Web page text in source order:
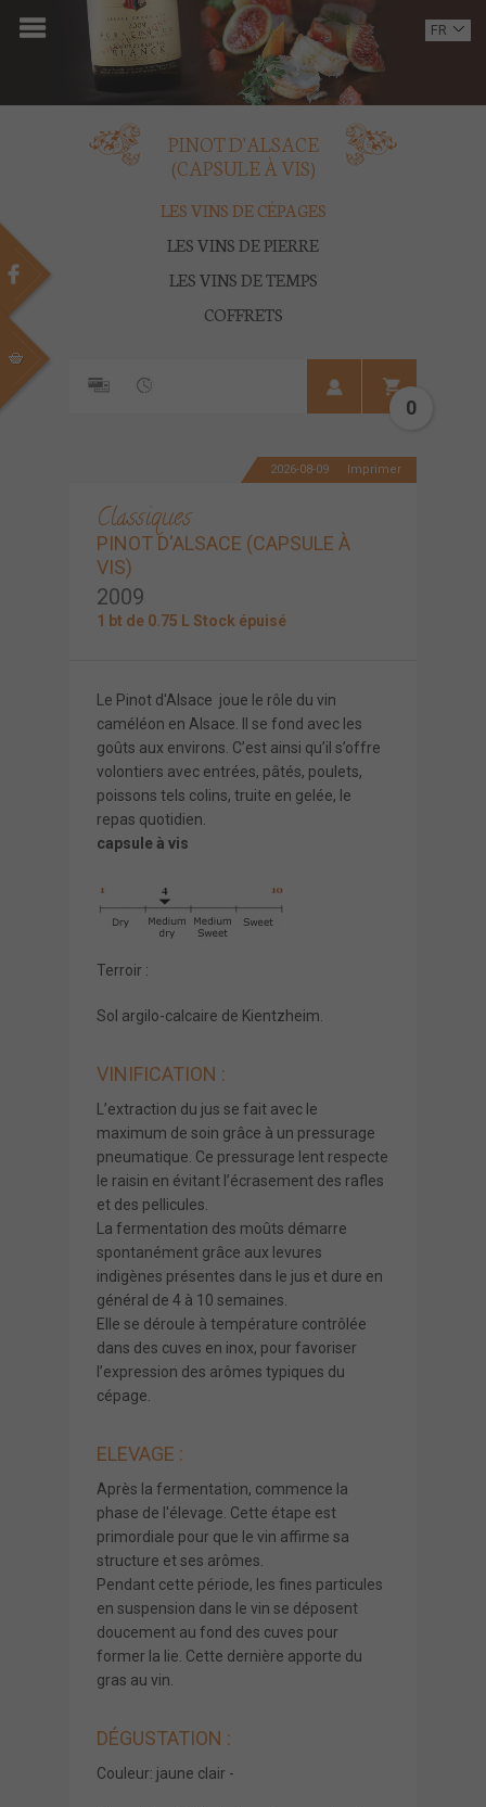
ACCUEIL
DOMAINE
VINS
MULTIMEDIA
CONTACT
FR
PINOT D'ALSACE
(CAPSULE À VIS)
LES VINS DE CÉPAGES
LES VINS DE PIERRE
LES VINS DE TEMPS
COFFRETS
0
2026-08-09 Imprimer
Classiques
PINOT D'ALSACE (CAPSULE À
VIS)
2009
1 bt de 0.75 L Stock épuisé
Le Pinot d'Alsace joue le rôle du vin
caméléon en Alsace. Il se fond avec les
goûts aux environs. C’est ainsi qu’il s’offre
volontiers avec entrées, pâtés, poulets,
poissons tels colins, truite en gelée, le
repas quotidien.
capsule à vis
Terroir :
Sol argilo-calcaire de Kientzheim.
VINIFICATION :
L’extraction du jus se fait avec le
maximum de soin grâce à un pressurage
pneumatique. Ce pressurage lent respecte
le raisin en évitant l’écrasement des rafles
et des pellicules.
La fermentation des moûts démarre
spontanément grâce aux levures
indigènes présentes dans le jus et dure en
général de 4 à 10 semaines.
Elle se déroule à température contrôlée
dans des cuves en inox, pour favoriser
l’expression des arômes typiques du
cépage.
ELEVAGE :
Après la fermentation, commence la
phase de l'élevage. Cette étape est
primordiale pour que le vin affirme sa
structure et ses arômes.
Pendant cette période, les fines particules
en suspension dans le vin se déposent
doucement au fond des cuves pour
former la lie. Cette dernière apporte du
gras au vin.
DÉGUSTATION :
Couleur: jaune clair -